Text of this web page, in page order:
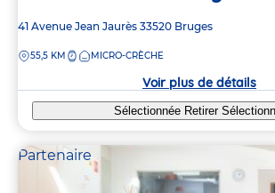
Adresse
la
41 Avenue Jean Jaurès 33520 Bruges
DISTANCE
55,5 KM MICRO-CRÈCHE
Voir plus de détails
Sélectionnée Retirer
Partenaire